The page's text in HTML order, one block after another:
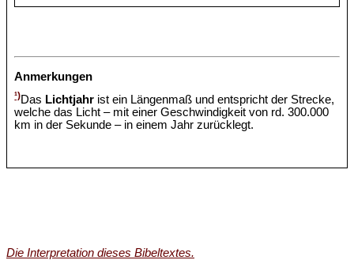
Anmerkungen
¹)Das Lichtjahr ist ein Längenmaß und entspricht der Strecke,
welche das Licht – mit einer Geschwindigkeit von rd. 300.000
km in der Sekunde – in einem Jahr zurücklegt.
Die Interpretation dieses Bibeltextes.